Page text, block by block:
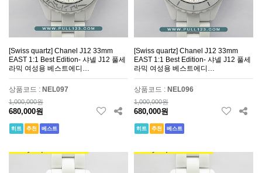
[Swiss quartz] Chanel J12 33mm
EAST 1:1 Best Edition- 샤넬 J12 풀세
라믹 여성용 베스트에디…
상품코드 : NEL097
1,000,000원
680,000원
히트 추천 베스트
[Swiss quartz] Chanel J12 33mm
EAST 1:1 Best Edition- 샤넬 J12 풀세
라믹 여성용 베스트에디…
상품코드 : NEL096
1,000,000원
680,000원
히트 추천 베스트